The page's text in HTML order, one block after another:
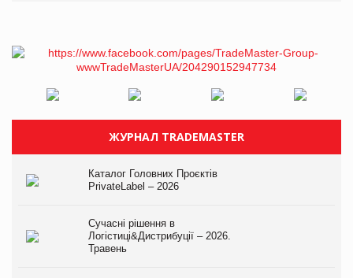
ЖУРНАЛ TRADEMASTER
Каталог Головних Проєктів
PrivateLabel – 2026
Сучасні рішення в
Логістиці&Дистрибуції – 2026.
Травень